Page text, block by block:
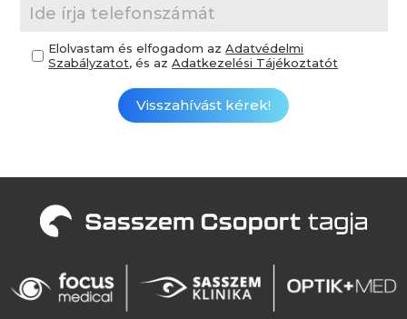
Elolvastam és elfogadom azAdatvédelmi
Szabályzatot, és azAdatkezelési Tájékoztatót